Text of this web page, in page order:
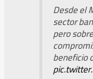
Desde el
sector
pero
beneficio